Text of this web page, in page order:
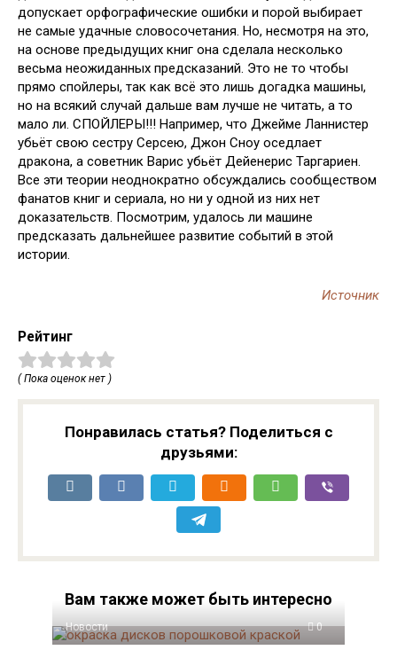
допускает орфографические ошибки и порой выбирает
не самые удачные словосочетания. Но, несмотря на это,
на основе предыдущих книг она сделала несколько
весьма неожиданных предсказаний. Это не то чтобы
прямо спойлеры, так как всё это лишь догадка машины,
но на всякий случай дальше вам лучше не читать, а то
мало ли. СПОЙЛЕРЫ!!! Например, что Джейме Ланнистер
убьёт свою сестру Серсею, Джон Сноу оседлает
дракона, а советник Варис убьёт Дейенерис Таргариен.
Все эти теории неоднократно обсуждались сообществом
фанатов книг и сериала, но ни у одной из них нет
доказательств. Посмотрим, удалось ли машине
предсказать дальнейшее развитие событий в этой
истории.
Источник
Рейтинг
( Пока оценок нет )
Понравилась статья? Поделиться с
друзьями:
Вам также может быть интересно
Новости 0